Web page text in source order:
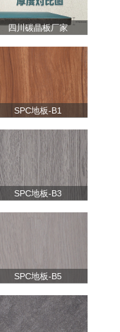
四川碳晶板厂家
SPC地板-B1
SPC地板-B3
SPC地板-B5